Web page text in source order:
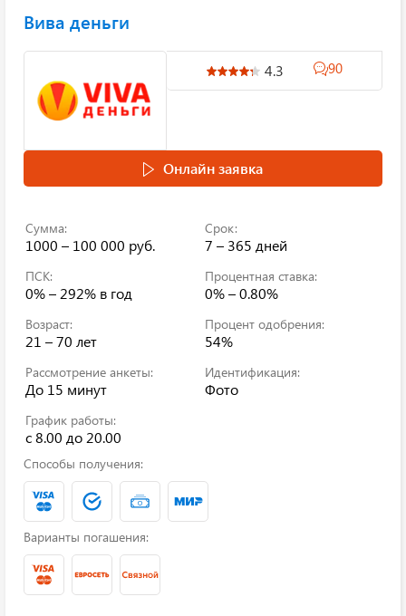
Вива деньги
4.3 90
Онлайн заявка
Сумма:
1000 – 100 000 руб.
Срок:
7 – 365 дней
ПСК:
0% – 292% в год
Процентная ставка:
0% – 0.80%
Возраст:
21 – 70 лет
Процент одобрения:
54%
Рассмотрение анкеты:
До 15 минут
Идентификация:
Фото
График работы:
с 8.00 до 20.00
Способы получения:
Варианты погашения: